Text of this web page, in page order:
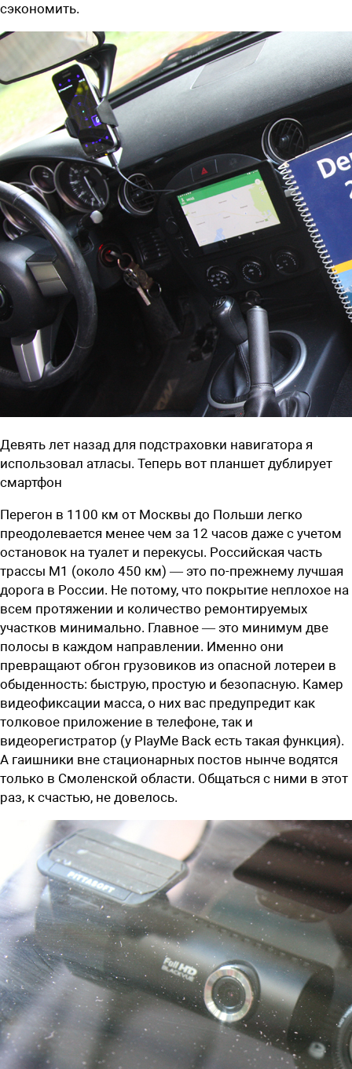
сэкономить.
Девять лет назад для подстраховки навигатора я
использовал атласы. Теперь вот планшет дублирует
смартфон
Перегон в 1100 км от Москвы до Польши легко
преодолевается менее чем за 12 часов даже с учетом
остановок на туалет и перекусы. Российская часть
трассы М1 (около 450 км) — это по-прежнему лучшая
дорога в России. Не потому, что покрытие неплохое на
всем протяжении и количество ремонтируемых
участков минимально. Главное — это минимум две
полосы в каждом направлении. Именно они
превращают обгон грузовиков из опасной лотереи в
обыденность: быструю, простую и безопасную. Камер
видеофиксации масса, о них вас предупредит как
толковое приложение в телефоне, так и
видеорегистратор (у PlayMe Back есть такая функция).
А гаишники вне стационарных постов нынче водятся
только в Смоленской области. Общаться с ними в этот
раз, к счастью, не довелось.